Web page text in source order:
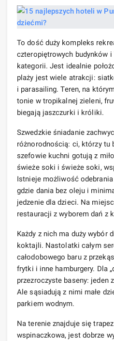
To dość duży kompleks
czteropiętrowych budynków
kategorii. Jest idealnie
plaży jest wiele atrakcji:
i parasailing. Teren, na
tonie w tropikalnej zieleni,
biegają jaszczurki i króliki.
Szwedzkie śniadanie
różnorodnością: ci, którzy tu
szefowie kuchni gotują z
świeże soki i świeże soki,
Istnieje możliwość
gdzie dania bez oleju i
jedzenie dla dzieci. Na
restauracji z wyborem dań z
Każdy z nich ma duży wybór
koktajli. Nastolatki całym
całodobowego baru z
frytki i inne hamburgery. Dla
przezroczyste baseny: jeden
Ale sąsiadują z nimi małe
parkiem wodnym.
Na terenie znajduje się
wspinaczkowa, jest dobrze